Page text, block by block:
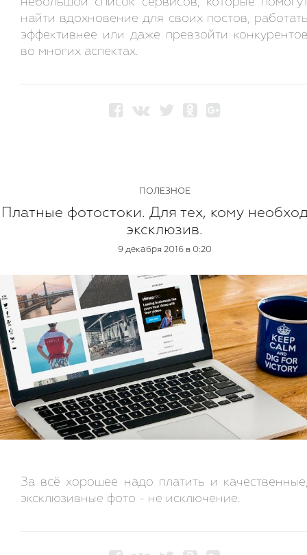
найти вдохновение для своих постов,
эффективнее или даже превзойти
во многих аспектах.
ПОЛЕЗНОЕ
Платные фотостоки. Для тех, кому
эксклюзив.
9 декабря 2016 в 0:20
За всё хорошее надо платить и
эксклюзивные фото - не исключение.